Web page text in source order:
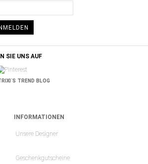
SIE UNS AUF
TREND BLOG
INFORMATIONEN
Unsere Designer
Geschenkgutscheine